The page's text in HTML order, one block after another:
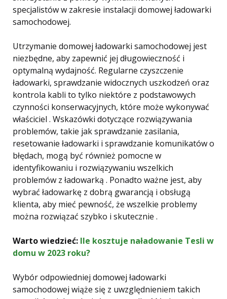
specjalistów w zakresie instalacji domowej ładowarki
samochodowej.
Utrzymanie domowej ładowarki samochodowej jest
niezbędne, aby zapewnić jej długowieczność i
optymalną wydajność. Regularne czyszczenie
ładowarki, sprawdzanie widocznych uszkodzeń oraz
kontrola kabli to tylko niektóre z podstawowych
czynności konserwacyjnych, które może wykonywać
właściciel . Wskazówki dotyczące rozwiązywania
problemów, takie jak sprawdzanie zasilania,
resetowanie ładowarki i sprawdzanie komunikatów o
błędach, mogą być również pomocne w
identyfikowaniu i rozwiązywaniu wszelkich
problemów z ładowarką . Ponadto ważne jest, aby
wybrać ładowarkę z dobrą gwarancją i obsługą
klienta, aby mieć pewność, że wszelkie problemy
można rozwiązać szybko i skutecznie .
Warto wiedzieć: Ile kosztuje naładowanie Tesli w
domu w 2023 roku?
Wybór odpowiedniej domowej ładowarki
samochodowej wiąże się z uwzględnieniem takich